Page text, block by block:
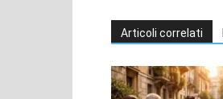
Articoli correlati